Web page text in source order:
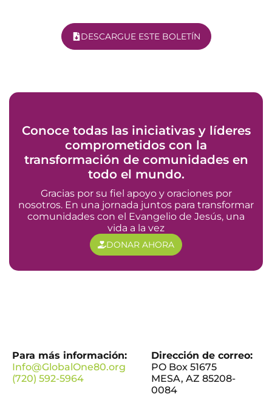
DESCARGUE ESTE BOLETÍN
Conoce todas las iniciativas y líderes
comprometidos con la
transformación de comunidades en
todo el mundo.
Gracias por su fiel apoyo y oraciones por
nosotros. En una jornada juntos para transformar
comunidades con el Evangelio de Jesús, una
vida a la vez
DONAR AHORA
Para más información:
Info@GlobalOne80.org
(720) 592-5964
Dirección de correo:
PO Box 51675
MESA, AZ 85208-
0084